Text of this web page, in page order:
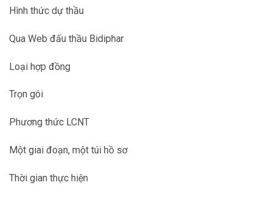
Hình thức dự thầu
Qua Web đấu thầu Bidiphar
Loại hợp đồng
Trọn gói
Phương thức LCNT
Một giai đoạn, một túi hồ sơ
Thời gian thực hiện